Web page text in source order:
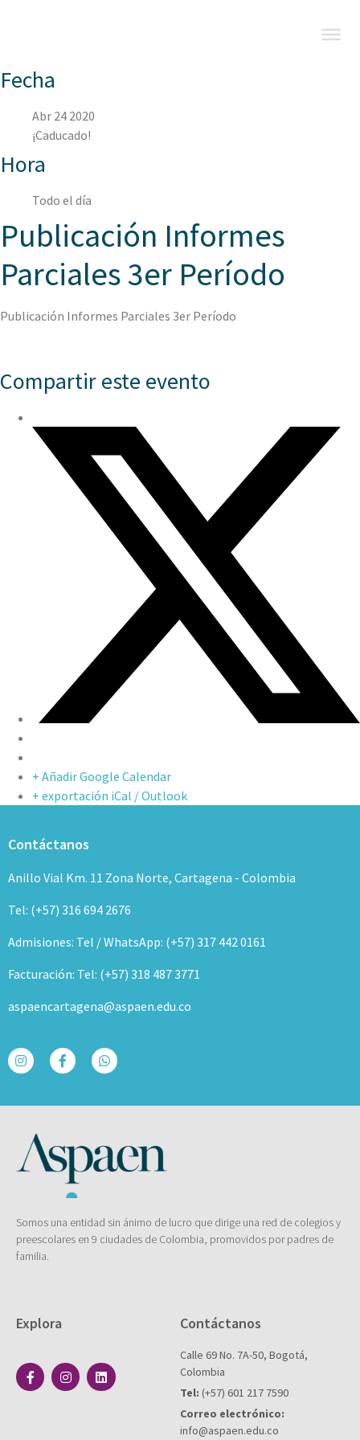
Fecha
Abr 24 2020
¡Caducado!
Hora
Todo el día
Publicación Informes
Parciales 3er Período
Publicación Informes Parciales 3er Período
Compartir este evento
+ Añadir Google Calendar
+ exportación iCal / Outlook
Contáctanos
Anillo Vial Km. 11 Zona Norte, Cartagena - Colombia
Tel: (+57) 316 694 2676
Admisiones: Tel / WhatsApp: (+57) 317 442 0161
Facturación: Tel: (+57) 318 487 3771
aspaencartagena@aspaen.edu.co
Somos una entidad sin ánimo de lucro que dirige una red de colegios y
preescolares en 9 ciudades de Colombia, promovidos por padres de
familia.
Explora Contáctanos
Calle 69 No. 7A-50, Bogotá,
Colombia
Tel: (+57) 601 217 7590
Correo electrónico:
info@aspaen.edu.co